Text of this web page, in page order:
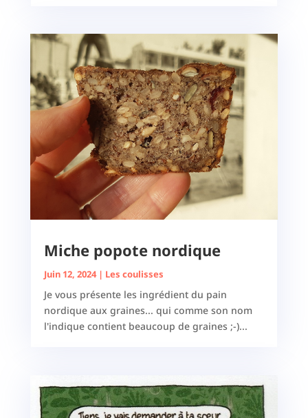
Miche popote nordique
Juin 12, 2024| Les coulisses
Je vous présente les ingrédient du pain
nordique aux graines... qui comme son nom
l'indique contient beaucoup de graines ;-)...